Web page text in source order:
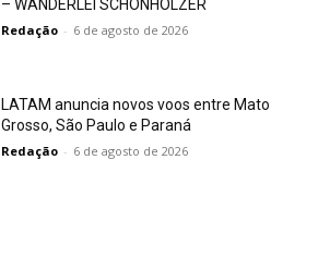
– WANDERLEI SCHONHOLZER
Redação - 6 de agosto de 2026
LATAM anuncia novos voos entre Mato
Grosso, São Paulo e Paraná
Redação - 6 de agosto de 2026